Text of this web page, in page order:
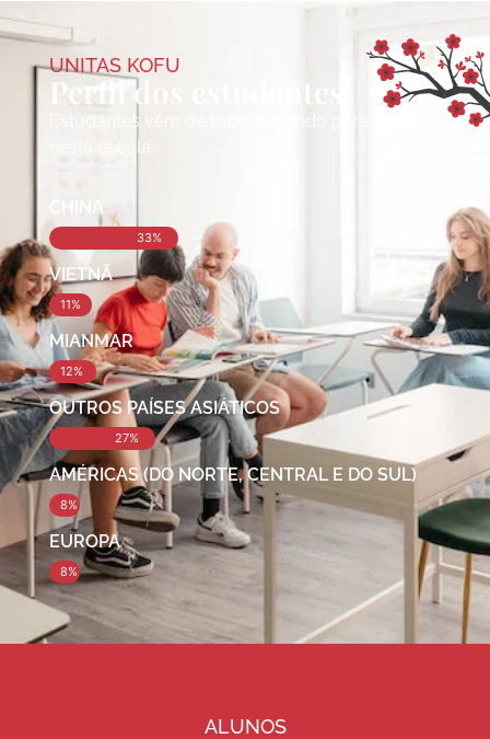
UNITAS KOFU
Perfil dos estudantes
Estudantes vêm de todo o mundo para estudar
nesta escola.
CHINA
33%
VIETNÃ
11%
MIANMAR
12%
OUTROS PAÍSES ASIÁTICOS
27%
AMÉRICAS (DO NORTE, CENTRAL E DO SUL)
8%
EUROPA
8%
ALUNOS